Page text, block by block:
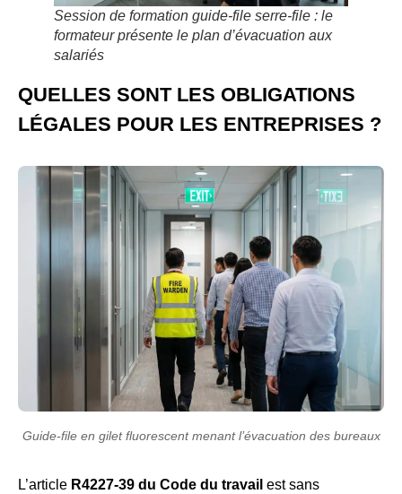
Session de formation guide-file serre-file : le
formateur présente le plan d’évacuation aux
salariés
QUELLES SONT LES OBLIGATIONS
LÉGALES POUR LES ENTREPRISES ?
Guide-file en gilet fluorescent menant l’évacuation des bureaux
L’article R4227-39 du Code du travail est sans